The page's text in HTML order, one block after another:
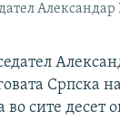
Српска
во сите десет